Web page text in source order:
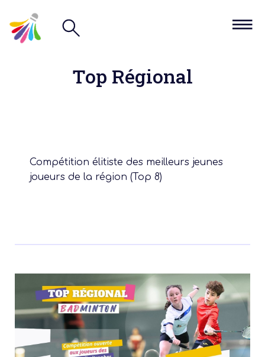
Top Régional
Compétition élitiste des meilleurs jeunes
joueurs de la région (Top 8)